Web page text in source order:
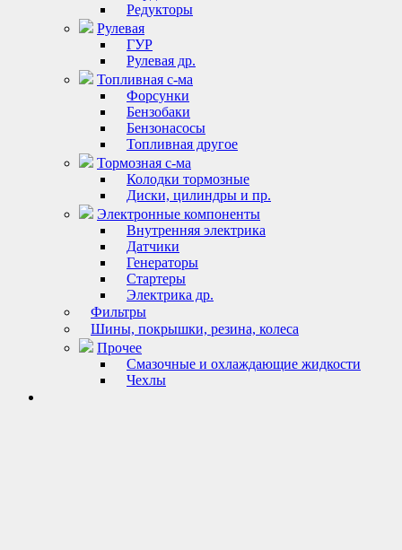
Редукторы
Рулевая
ГУР
Рулевая др.
Топливная с-ма
Форсунки
Бензобаки
Бензонасосы
Топливная другое
Тормозная с-ма
Колодки тормозные
Диски, цилиндры и пр.
Электронные компоненты
Внутренняя электрика
Датчики
Генераторы
Стартеры
Электрика др.
Фильтры
Шины, покрышки, резина, колеса
Прочее
Смазочные и охлаждающие жидкости
Чехлы